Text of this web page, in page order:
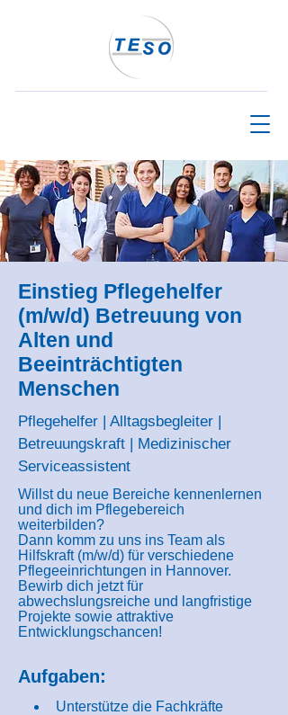
Einstieg Pflegehelfer
(m/w/d) Betreuung von
Alten und
Beeinträchtigten
Menschen
Pflegehelfer | Alltagsbegleiter |
Betreuungskraft | Medizinischer
Serviceassistent
Willst du neue Bereiche kennenlernen
und dich im Pflegebereich
weiterbilden?
Dann komm zu uns ins Team als
Hilfskraft (m/w/d) für verschiedene
Pflegeeinrichtungen in Hannover.
Bewirb dich jetzt für
abwechslungsreiche und langfristige
Projekte sowie attraktive
Entwicklungschancen!
Aufgaben:
Unterstütze die Fachkräfte